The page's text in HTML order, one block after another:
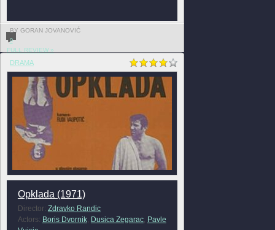
BY GORAN JOVANOVIĆ
0
FULL REVIEW »
DRAMA
Opklada (1971)
Director: Zdravko Randic
Actors: Boris Dvornik, Dusica Zegarac, Pavle